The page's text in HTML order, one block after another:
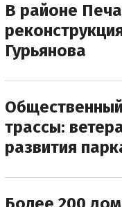
В районе
Гурьянова
трассы:
развития